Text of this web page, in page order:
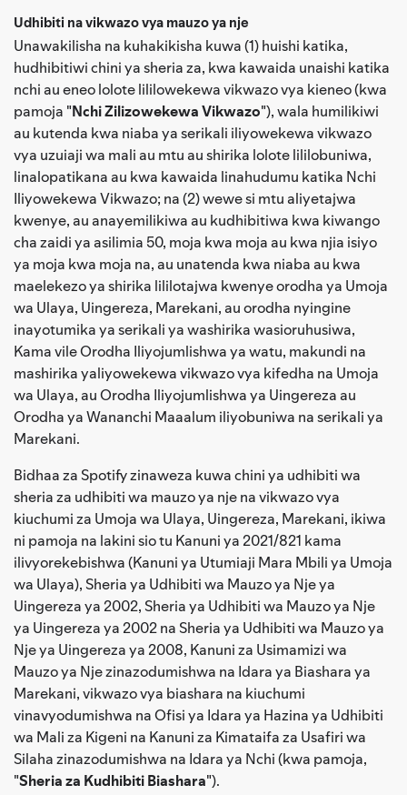
Udhibiti na vikwazo vya mauzo ya nje
Unawakilisha na kuhakikisha kuwa (1) huishi katika,
hudhibitiwi chini ya sheria za, kwa kawaida unaishi katika
nchi au eneo lolote lililowekewa vikwazo vya kieneo (kwa
pamoja "Nchi Zilizowekewa Vikwazo"), wala humilikiwi
au kutenda kwa niaba ya serikali iliyowekewa vikwazo
vya uzuiaji wa mali au mtu au shirika lolote lililobuniwa,
linalopatikana au kwa kawaida linahudumu katika Nchi
Iliyowekewa Vikwazo; na (2) wewe si mtu aliyetajwa
kwenye, au anayemilikiwa au kudhibitiwa kwa kiwango
cha zaidi ya asilimia 50, moja kwa moja au kwa njia isiyo
ya moja kwa moja na, au unatenda kwa niaba au kwa
maelekezo ya shirika lililotajwa kwenye orodha ya Umoja
wa Ulaya, Uingereza, Marekani, au orodha nyingine
inayotumika ya serikali ya washirika wasioruhusiwa,
Kama vile Orodha Iliyojumlishwa ya watu, makundi na
mashirika yaliyowekewa vikwazo vya kifedha na Umoja
wa Ulaya, au Orodha Iliyojumlishwa ya Uingereza au
Orodha ya Wananchi Maaalum iliyobuniwa na serikali ya
Marekani.
Bidhaa za Spotify zinaweza kuwa chini ya udhibiti wa
sheria za udhibiti wa mauzo ya nje na vikwazo vya
kiuchumi za Umoja wa Ulaya, Uingereza, Marekani, ikiwa
ni pamoja na lakini sio tu Kanuni ya 2021/821 kama
ilivyorekebishwa (Kanuni ya Utumiaji Mara Mbili ya Umoja
wa Ulaya), Sheria ya Udhibiti wa Mauzo ya Nje ya
Uingereza ya 2002, Sheria ya Udhibiti wa Mauzo ya Nje
ya Uingereza ya 2002 na Sheria ya Udhibiti wa Mauzo ya
Nje ya Uingereza ya 2008, Kanuni za Usimamizi wa
Mauzo ya Nje zinazodumishwa na Idara ya Biashara ya
Marekani, vikwazo vya biashara na kiuchumi
vinavyodumishwa na Ofisi ya Idara ya Hazina ya Udhibiti
wa Mali za Kigeni na Kanuni za Kimataifa za Usafiri wa
Silaha zinazodumishwa na Idara ya Nchi (kwa pamoja,
"Sheria za Kudhibiti Biashara").